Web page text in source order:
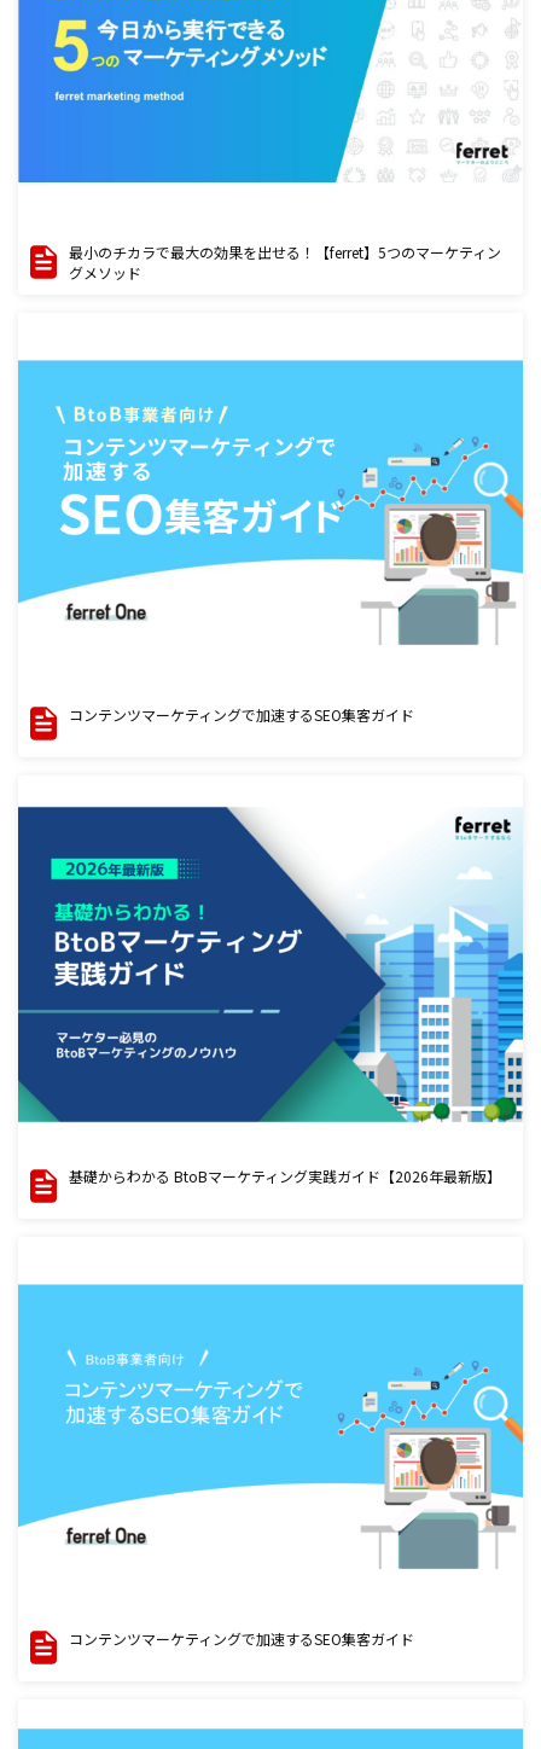
最小のチカラで最大の効果を出せる！【ferret】5つのマーケティン
グメソッド
コンテンツマーケティングで加速するSEO集客ガイド
基礎からわかる BtoBマーケティング実践ガイド【2026年最新版】
コンテンツマーケティングで加速するSEO集客ガイド